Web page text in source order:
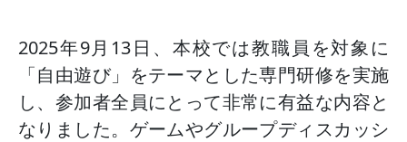
2025年9月13日、本校では教職員を対象に
「自由遊び」をテーマとした専門研修を実施
し、参加者全員にとって非常に有益な内容と
なりました。ゲームやグループディスカッシ